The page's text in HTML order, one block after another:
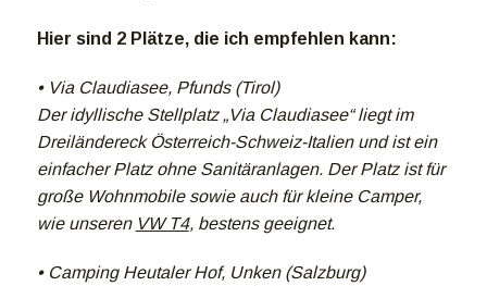
Hier sind 2 Plätze, die ich empfehlen kann:
• Via Claudiasee, Pfunds (Tirol)
Der idyllische Stellplatz „Via Claudiasee“ liegt im
Dreiländereck Österreich-Schweiz-Italien und ist ein
einfacher Platz ohne Sanitäranlagen. Der Platz ist für
große Wohnmobile sowie auch für kleine Camper,
wie unseren VW T4, bestens geeignet.
• Camping Heutaler Hof, Unken (Salzburg)